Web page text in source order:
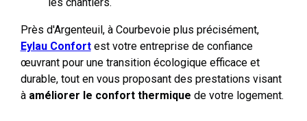
Près d'Argenteuil, à Courbevoie plus précisément,
Eylau Confortest votre entreprise de confiance
œuvrant pour une transition écologique efficace et
durable, tout en vous proposant des prestations visant
à améliorer le confort thermique de votre logement.